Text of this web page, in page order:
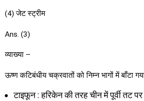
(4) जेट स्ट्रीम
Ans. (3)
व्याख्या –
ऊष्ण कटिबंधीय चक्रवातों को निम्न भागों में बाँटा
टाइफून : हरिकेन की तरह चीन में पूर्वी तट